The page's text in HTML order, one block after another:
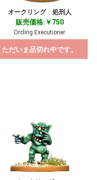
オークリング 処刑人
販売価格:￥750
Orcling Executioner
ただいま品切れ中です。